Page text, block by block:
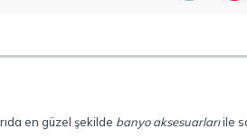
en güzel şekilde banyo aksesuarlarıile